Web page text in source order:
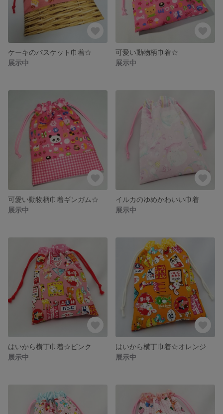
ケーキのバスケット巾着☆
展示中
可愛い動物柄巾着☆
展示中
可愛い動物柄巾着ギンガム☆
展示中
イルカのゆめかわいい巾着
展示中
はいから横丁巾着☆ピンク
展示中
はいから横丁巾着☆オレンジ
展示中